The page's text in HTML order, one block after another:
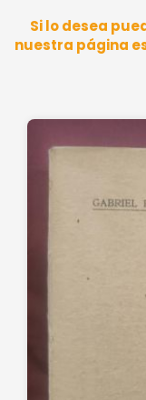
Si lo desea
nuestra página